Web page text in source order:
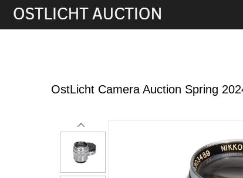
OstLicht Camera Auction Spring